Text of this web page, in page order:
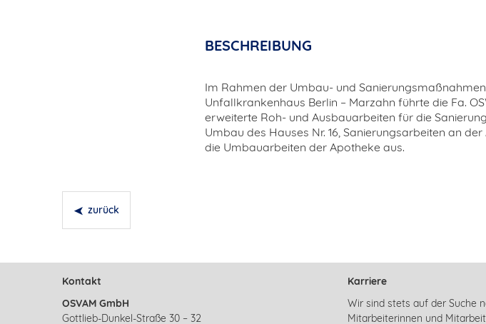
BESCHREIBUNG
Im Rahmen der Umbau- und
Unfallkrankenhaus Berlin – Marzahn führte die Fa.
erweiterte Roh- und Ausbauarbeiten für die
Umbau des Hauses Nr. 16, Sanierungsarbeiten an
die Umbauarbeiten der Apotheke aus.
zurück
Kontakt
OSVAM GmbH
Gottlieb-Dunkel-Straße 30 – 32
Karriere
Wir sind stets auf der Suche
Mitarbeiterinnen und